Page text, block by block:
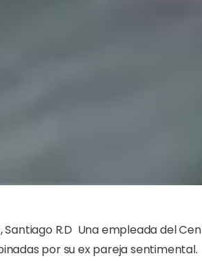
Santiago R.D Una empleada del
por su ex pareja sentimental.